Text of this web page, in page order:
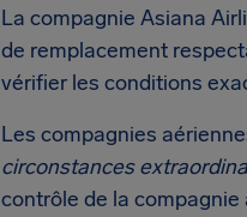
La compagnie Asiana
de remplacement
vérifier les conditions
Les compagnies
circonstances
contrôle de la compagnie